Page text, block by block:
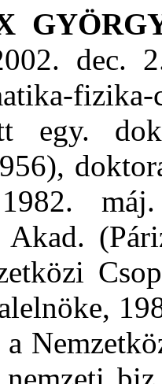
dec.
egy.
máj.